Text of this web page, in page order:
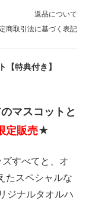
返品について
商取引法に基づく表記
特典付き】
マスコットと
定販売★
すべてと、オ
たスペシャルな
ジナルタオルハ